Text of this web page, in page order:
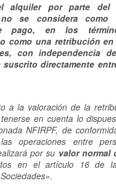
alquiler por parte del
no se considera
pago, en los
como una retribución
con independencia
suscrito directamente
a la valoración de la
en cuenta lo
NFIRPF, de
operaciones entre
por su valor normal
en el artículo 16 de